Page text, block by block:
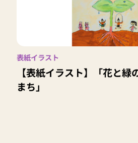
表紙イラスト
【表紙イラスト】「花と緑
まち」